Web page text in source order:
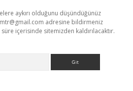
aykırı olduğunu düşündüğünüz
adresine bildirmeniz
içerisinde sitemizden kaldırılacaktır.